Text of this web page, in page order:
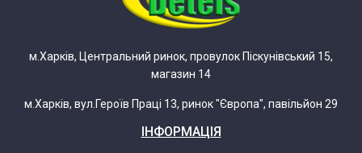
м.Харків, Центральний ринок, провулок Піскунівський 15,
магазин 14
м.Харків, вул.Героїв Праці 13, ринок "Європа", павільйон 29
ІНФОРМАЦІЯ